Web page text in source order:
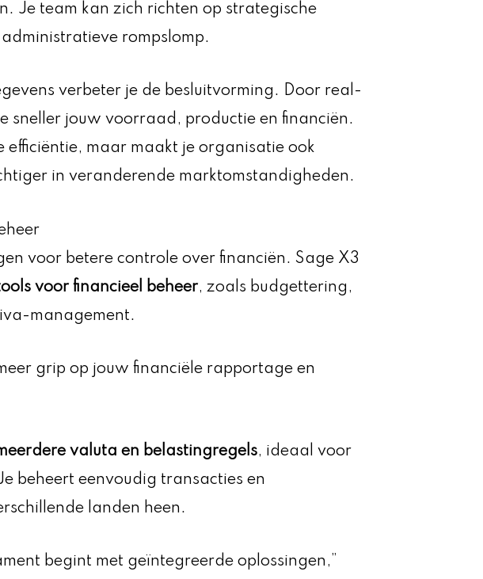
Je team kan zich richten op strategische
rompslomp.
verbeter je de besluitvorming. Door real-
sneller jouw voorraad, productie en financiën.
efficiëntie, maar maakt je organisatie ook
in veranderende marktomstandigheden.
voor betere controle over financiën. Sage X3
voor financieel beheer, zoals budgettering,
management.
grip op jouw financiële rapportage en
valuta en belastingregels, ideaal voor
beheert eenvoudig transacties en
landen heen.
begint met geïntegreerde oplossingen,”